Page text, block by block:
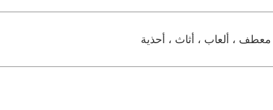
، ألعاب ، أثاث ، أحذية